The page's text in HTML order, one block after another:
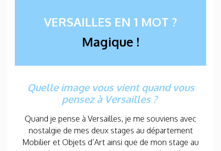
VERSAILLES EN 1 MOT ?
Magique !
Quelle image vous vient quand vous
pensez à Versailles ?
Quand je pense à Versailles, je me souviens avec
nostalgie de mes deux stages au département
Mobilier et Objets d’Art ainsi que de mon stage au